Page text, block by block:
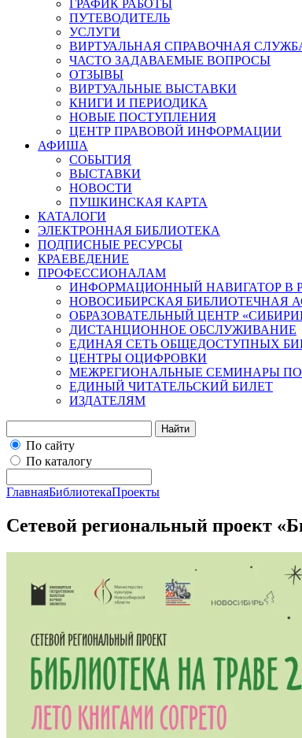
ГРАФИК РАБОТЫ
ПУТЕВОДИТЕЛЬ
УСЛУГИ
ВИРТУАЛЬНАЯ СПРАВОЧНАЯ
ЧАСТО ЗАДАВАЕМЫЕ ВОПРОСЫ
ОТЗЫВЫ
ВИРТУАЛЬНЫЕ ВЫСТАВКИ
КНИГИ И ПЕРИОДИКА
НОВЫЕ ПОСТУПЛЕНИЯ
ЦЕНТР ПРАВОВОЙ ИНФОРМАЦИИ
АФИША
СОБЫТИЯ
ВЫСТАВКИ
НОВОСТИ
ПУШКИНСКАЯ КАРТА
КАТАЛОГИ
ЭЛЕКТРОННАЯ БИБЛИОТЕКА
ПОДПИСНЫЕ РЕСУРСЫ
КРАЕВЕДЕНИЕ
ПРОФЕССИОНАЛАМ
ИНФОРМАЦИОННЫЙ НАВИГАТОР В
НОВОСИБИРСКАЯ БИБЛИОТЕЧНАЯ
ОБРАЗОВАТЕЛЬНЫЙ ЦЕНТР
ДИСТАНЦИОННОЕ ОБСЛУЖИВАНИЕ
ЕДИНАЯ СЕТЬ ОБЩЕДОСТУПНЫХ
ЦЕНТРЫ ОЦИФРОВКИ
МЕЖРЕГИОНАЛЬНЫЕ СЕМИНАРЫ
ЕДИНЫЙ ЧИТАТЕЛЬСКИЙ БИЛЕТ
ИЗДАТЕЛЯМ
Найти
По сайту
По каталогу
ГлавнаяБиблиотекаПроекты
Сетевой региональный проект